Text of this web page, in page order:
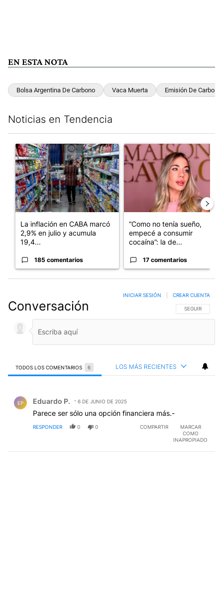
EN ESTA NOTA
Bolsa Argentina De Carbono Vaca Muerta Emisión De Carbono
Noticias en Tendencia
Un artículo de tendencia con el título "La inflación en CABA
La inflación en CABA marcó
2,9% en julio y acumula
19,4...
185 comentarios
Un artículo de tendencia con
“Como no tenía sueño,
empecé a consumir
cocaína”: la de...
17 comentarios
Conversación SIGA ESTA
SEGUIR
INICIAR SESIÓN CREAR CUENTA
TODOS LOS COMENTARIOS 6 LOS MÁS RECIENTES
EP Eduardo P. 6 DE JUNIO DE 2025
Parece ser sólo una opción financiera más.-
RESPONDER 0 0 COMPARTIR
MARCAR
COMO
INAPROPIADO